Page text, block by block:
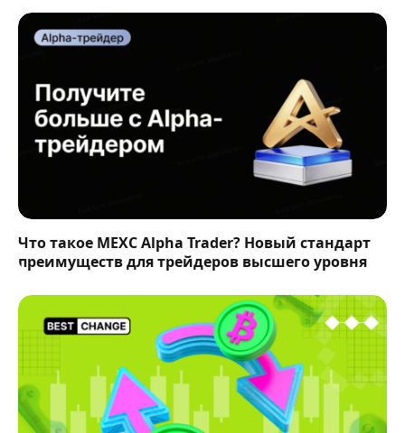
Что такое MEXC Alpha Trader? Новый стандарт
преимуществ для трейдеров высшего уровня